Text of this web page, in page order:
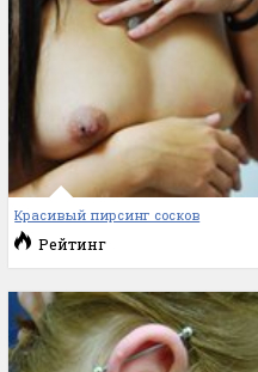
Красивый пирсинг сосков
Рейтинг